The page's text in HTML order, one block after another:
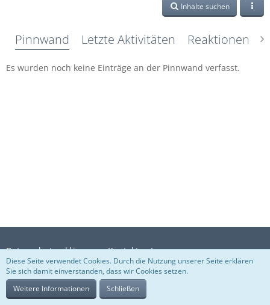
Inhalte suchen
Pinnwand Letzte Aktivitäten Reaktionen
Es wurden noch keine Einträge an der Pinnwand verfasst.
Datenschutzerklärung Kontakt Impressum
Diese Seite verwendet Cookies. Durch die Nutzung unserer Seite erklären
Sie sich damit einverstanden, dass wir Cookies setzen.
Weitere Informationen
Schließen